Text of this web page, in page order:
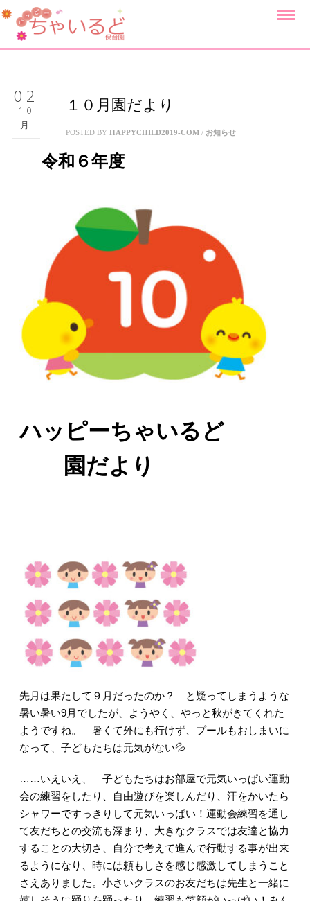
02
10
月
１０月園だより
POSTED BY HAPPYCHILD2019-COM/ お知らせ
令和６年度
ハッピーちゃいるど
園だより
先月は果たして９月だったのか？ と疑ってしまうような
暑い暑い9月でしたが、ようやく、やっと秋がきてくれた
ようですね。 暑くて外にも行けず、プールもおしまいに
なって、子どもたちは元気がない💦
……いえいえ、 子どもたちはお部屋で元気いっぱい運動
会の練習をしたり、自由遊びを楽しんだり、汗をかいたら
シャワーですっきりして元気いっぱい！運動会練習を通し
て友だちとの交流も深まり、大きなクラスでは友達と協力
することの大切さ、自分で考えて進んで行動する事が出来
るようになり、時には頼もしさを感じ感激してしまうこと
さえありました。小さいクラスのお友だちは先生と一緒に